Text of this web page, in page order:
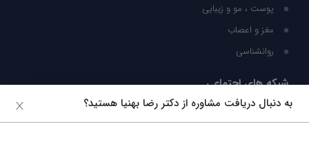
پوست ، مو و زیبایی
مغز و اعصاب
روانشناسی
شبکه های اجتماعی
ما را در شبکه های اجتماعی دنبال کنید
به دنبال دریافت مشاوره از دکتر رضا بهنیا هستید؟